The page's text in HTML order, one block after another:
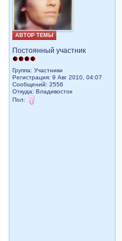
АВТОР ТЕМЫ
Постоянный участник
Группа: Участники
Регистрация: 9 Авг 2010, 04:07
Сообщений: 2556
Откуда: Владивосток
Пол: